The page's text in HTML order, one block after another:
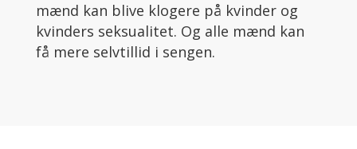
mænd kan blive klogere på kvinder og
kvinders seksualitet. Og alle mænd kan
få mere selvtillid i sengen.